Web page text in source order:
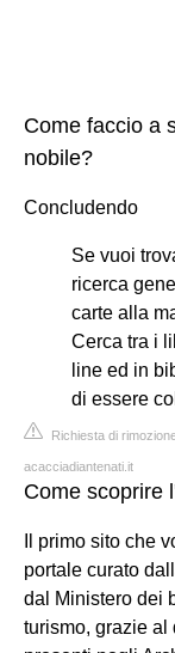
Come faccio a
nobile?
Concludendo
Se vuoi
ricerca
carte alla
Cerca tra i
line ed in
di essere
Richiesta di
acacciadiantenati.it
Come scoprire
Il primo sito che
portale curato
dal Ministero dei
turismo, grazie al